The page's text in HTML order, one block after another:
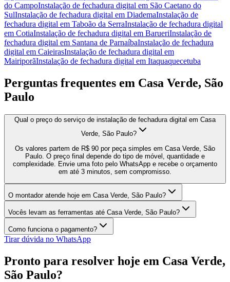
do CampoInstalação de fechadura digital em São Caetano do
SulInstalação de fechadura digital em DiademaInstalação de
fechadura digital em Taboão da SerraInstalação de fechadura digital
em CotiaInstalação de fechadura digital em BarueriInstalação de
fechadura digital em Santana de ParnaíbaInstalação de fechadura
digital em CaieirasInstalação de fechadura digital em
MairiporãInstalação de fechadura digital em Itaquaquecetuba
Perguntas frequentes em Casa Verde, São
Paulo
Qual o preço do serviço de instalação de fechadura digital em Casa
Verde, São Paulo?
Os valores partem de R$ 90 por peça simples em Casa Verde, São
Paulo. O preço final depende do tipo de móvel, quantidade e
complexidade. Envie uma foto pelo WhatsApp e recebe o orçamento
em até 3 minutos, sem compromisso.
O montador atende hoje em Casa Verde, São Paulo?
Vocês levam as ferramentas até Casa Verde, São Paulo?
Como funciona o pagamento?
Tirar dúvida no WhatsApp
Pronto para resolver hoje em Casa Verde,
São Paulo?